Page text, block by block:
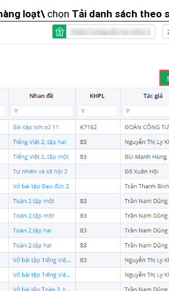
loạt\ chọn Tải danh sách theo